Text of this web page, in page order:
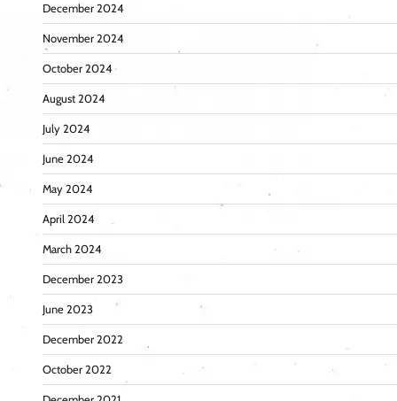
December 2024
November 2024
October 2024
August 2024
July 2024
June 2024
May 2024
April 2024
March 2024
December 2023
June 2023
December 2022
October 2022